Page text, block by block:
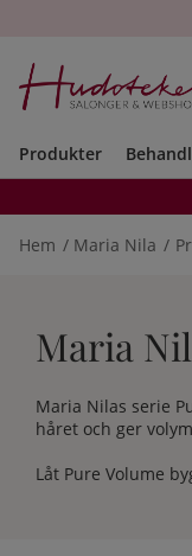
Produkter
Hem Maria Nila
Maria
Maria Nilas serie
håret och ger
Låt Pure Volume